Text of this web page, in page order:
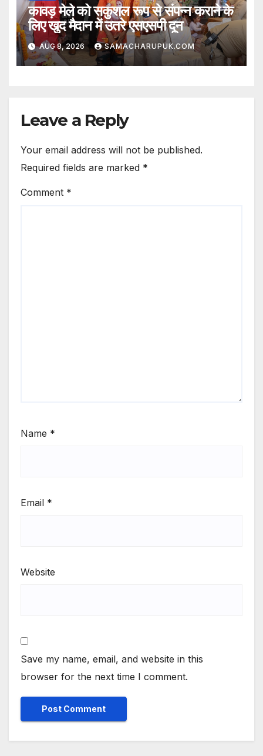
कावड़ मेले को सकुशल रूप से संपन्न कराने के
लिए खुद मैदान में उतरे एसएसपी दून
AUG 8, 2026 SAMACHARUPUK.COM
Leave a Reply
Your email address will not be published.
Required fields are marked *
Comment *
Name *
Email *
Website
Save my name, email, and website in this
browser for the next time I comment.